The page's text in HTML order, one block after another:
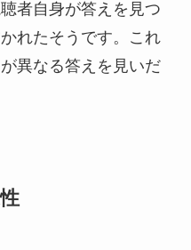
者自身が答えを見つ
れたそうです。これ
異なる答えを見いだ